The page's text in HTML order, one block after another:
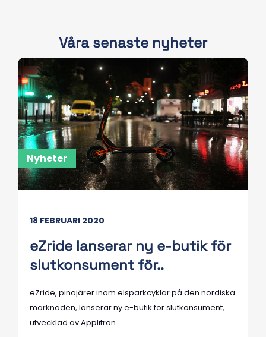
Våra senaste nyheter
Nyheter
18 FEBRUARI 2020
eZride lanserar ny e-butik för
slutkonsument för..
eZride, pinojärer inom elsparkcyklar på den nordiska
marknaden, lanserar ny e-butik för slutkonsument,
utvecklad av Applitron.